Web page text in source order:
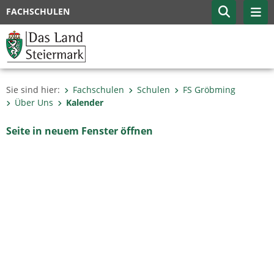
FACHSCHULEN
Sie sind hier: Fachschulen Schulen
FS Gröbming
Über Uns
Kalender
Seite in neuem Fenster öffnen